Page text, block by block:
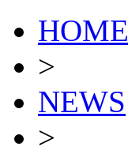
HOME
>
NEWS
>